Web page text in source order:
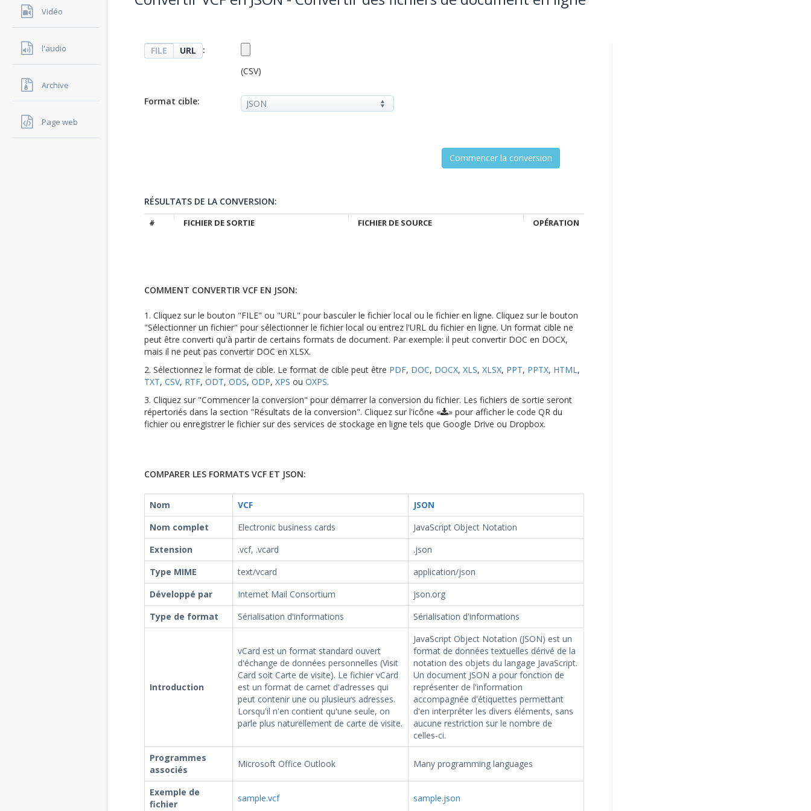
Vidéo
l'audio
Archive
Page web
FILE URL
:
(CSV)
Format cible:
RÉSULTATS DE LA CONVERSION:
# FICHIER DE SORTIE FICHIER DE SOURCE OPÉRATION
COMMENT CONVERTIR VCF EN JSON:
1. Cliquez sur le bouton "FILE" ou "URL" pour basculer le fichier local ou le fichier en ligne. Cliquez sur le bouton
"Sélectionner un fichier" pour sélectionner le fichier local ou entrez l'URL du fichier en ligne. Un format cible ne
peut être converti qu'à partir de certains formats de document. Par exemple: il peut convertir DOC en DOCX,
mais il ne peut pas convertir DOC en XLSX.
2. Sélectionnez le format de cible. Le format de cible peut être PDF, DOC, DOCX, XLS, XLSX, PPT, PPTX, HTML,
TXT, CSV, RTF, ODT, ODS, ODP, XPS ou OXPS.
3. Cliquez sur "Commencer la conversion" pour démarrer la conversion du fichier. Les fichiers de sortie seront
répertoriés dans la section "Résultats de la conversion". Cliquez sur l'icône «
» pour afficher le code QR du
fichier ou enregistrer le fichier sur des services de stockage en ligne tels que Google Drive ou Dropbox.
COMPARER LES FORMATS VCF ET JSON:
Nom VCF
JSON
Nom complet
Electronic business cards
JavaScript Object Notation
Extension
.vcf, .vcard
.json
Type MIME
text/vcard
application/json
Développé par
Internet Mail Consortium
json.org
Type de format
Sérialisation d'informations Sérialisation d'informations
Introduction
vCard est un format standard ouvert
d'échange de données personnelles (Visit
Card soit Carte de visite). Le fichier vCard
est un format de carnet d'adresses qui
peut contenir une ou plusieurs adresses.
Lorsqu'il n'en contient qu'une seule, on
parle plus naturellement de carte de visite.
JavaScript Object Notation (JSON) est un
format de données textuelles dérivé de la
notation des objets du langage JavaScript.
Un document JSON a pour fonction de
représenter de l'information
accompagnée d'étiquettes permettant
d'en interpréter les divers éléments, sans
aucune restriction sur le nombre de
celles-ci.
Programmes
associés
Microsoft Office Outlook Many programming languages
Exemple de
fichier
sample.vcf sample.json